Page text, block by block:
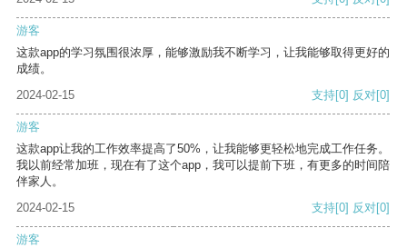
游客
这款app的学习氛围很浓厚，能够激励我不断学习，让我能够取得更好的
成绩。
2024-02-15
支持[0] 反对[0]
游客
这款app让我的工作效率提高了50%，让我能够更轻松地完成工作任务。
我以前经常加班，现在有了这个app，我可以提前下班，有更多的时间陪
伴家人。
2024-02-15
支持[0] 反对[0]
游客